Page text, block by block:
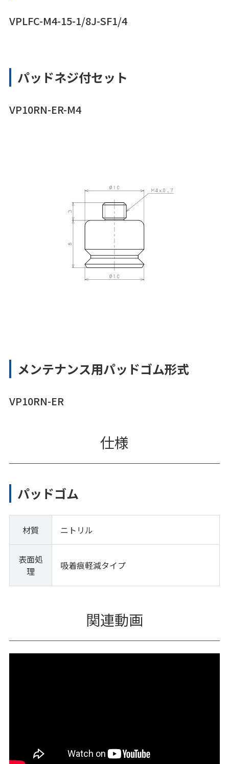
VPLFC-M4-15-1/8J-SF1/4
パッドネジ付セット
VP10RN-ER-M4
メンテナンス用パッドゴム形式
VP10RN-ER
仕様
パッドゴム
材質 ニトリル
表面処
理
吸着痕軽減タイプ
関連動画